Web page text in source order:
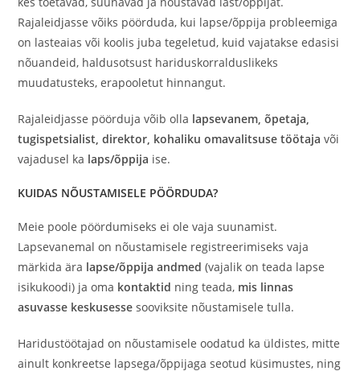
Rajaleidjasse võiks pöörduda, kui lapse/õppija probleemiga
on lasteaias või koolis juba tegeletud, kuid vajatakse edasisi
nõuandeid, haldusotsust hariduskorralduslikeks
muudatusteks, erapooletut hinnangut.
Rajaleidjasse pöörduja võib olla lapsevanem, õpetaja,
tugispetsialist, direktor, kohaliku omavalitsuse töötajavõi
vajadusel ka laps/õppija ise.
KUIDAS NÕUSTAMISELE PÖÖRDUDA?
Meie poole pöördumiseks ei ole vaja suunamist.
Lapsevanemal on nõustamisele registreerimiseks vaja
märkida ära lapse/õppija andmed (vajalik on teada lapse
isikukoodi) ja oma kontaktid ning teada, mis linnas
asuvasse keskusesse sooviksite nõustamisele tulla.
Haridustöötajad on nõustamisele oodatud ka üldistes, mitte
ainult konkreetse lapsega/õppijaga seotud küsimustes, ning